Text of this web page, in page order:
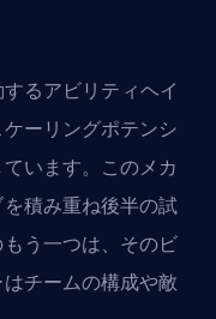
るアビリティヘイ
ーリングポテンシ
います。このメカ
積み重ね後半の試
う一つは、そのビ
チームの構成や敵